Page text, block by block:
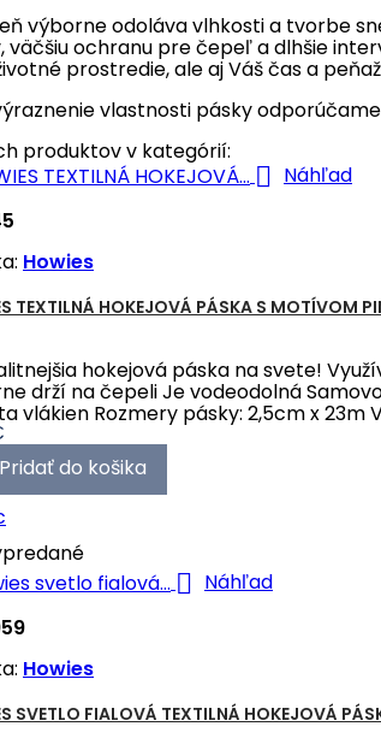
výborne odoláva vlhkosti a tvorbe
väčšiu ochranu pre čepeľ a dlhšie
prostredie, ale aj Váš čas a
vlastnosti pásky
produktov v kategórií:
 Náhľad
Howies
TEXTILNÁ HOKEJOVÁ PÁSKA S MOTÍVOM
hokejová páska na svete!
drží na čepeli Je vodeodolná
vlákien Rozmery pásky: 2,5cm x 23m
Pridať do košika
 Náhľad
Howies
SVETLO FIALOVÁ TEXTILNÁ HOKEJOVÁ